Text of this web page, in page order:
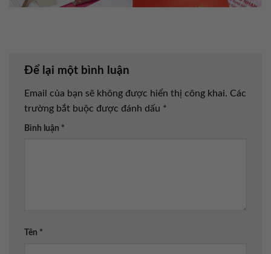
Để lại một bình luận
Email của bạn sẽ không được hiển thị công khai. Các
trường bắt buộc được đánh dấu *
Bình luận *
Tên *